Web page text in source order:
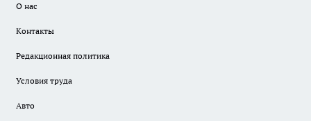
О нас
Контакты
Редакционная политика
Условия труда
Авто